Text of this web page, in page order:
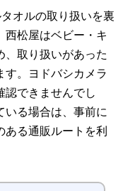
オルの取り扱いを裏
西松屋はベビー・キ
、取り扱いがあった
す。ヨドバシカメラ
認できませんでし
いる場合は、事前に
ある通販ルートを利